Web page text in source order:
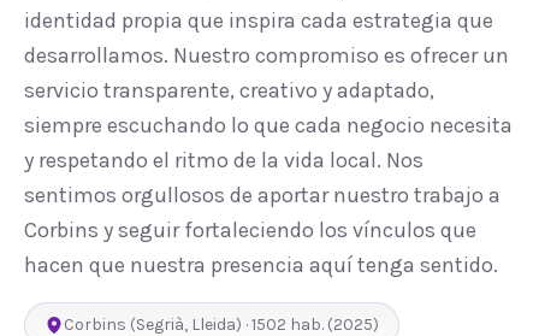
identidad propia que inspira cada estrategia que
desarrollamos. Nuestro compromiso es ofrecer un
servicio transparente, creativo y adaptado,
siempre escuchando lo que cada negocio necesita
y respetando el ritmo de la vida local. Nos
sentimos orgullosos de aportar nuestro trabajo a
Corbins y seguir fortaleciendo los vínculos que
hacen que nuestra presencia aquí tenga sentido.
Corbins (Segrià, Lleida) ·1502 hab. (2025)